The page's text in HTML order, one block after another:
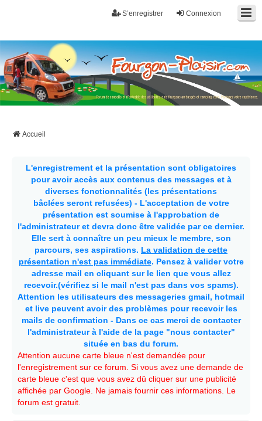
Connexion
S’enregistrer
Fourgon-plaisir.com
Forum de conseils et d'entraide des utilisateurs de fourgons, fourgons
aménagés, vans et de camping-car. Partagez votre expérience.
Accueil
L'enregistrement et la présentation sont obligatoires
pour avoir accès aux contenus des messages et à
diverses fonctionnalités (les présentations
bâclées seront refusées) - L'acceptation de votre
présentation est soumise à l'approbation de
l'administrateur et devra donc être validée par ce dernier.
Elle sert à connaître un peu mieux le membre, son
parcours, ses aspirations. La validation de cette
présentation n'est pas immédiate. Pensez à valider votre
adresse mail en cliquant sur le lien que vous allez
recevoir.(vérifiez si le mail n'est pas dans vos spams).
Attention les utilisateurs des messageries gmail, hotmail
et live peuvent avoir des problèmes pour recevoir les
mails de confirmation - Dans ce cas merci de contacter
l'administrateur à l'aide de la page "nous contacter"
située en bas du forum.
Attention aucune carte bleue n'est demandée pour
l'enregistrement sur ce forum. Si vous avez une demande de
carte bleue c'est que vous avez dû cliquer sur une publicité
affichée par Google. Ne jamais fournir ces informations. Le
forum est gratuit.